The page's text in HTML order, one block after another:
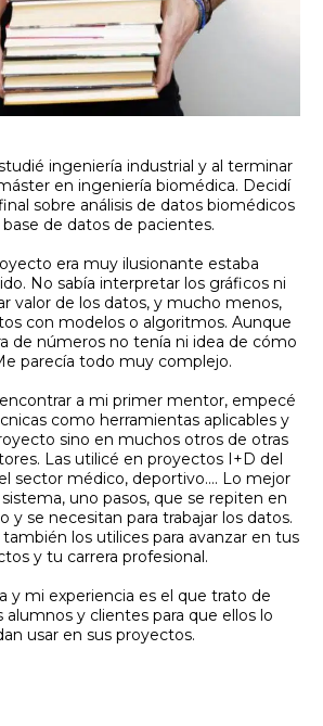
ingeniería industrial y al terminar
en ingeniería biomédica. Decidí
sobre análisis de datos biomédicos
de datos de pacientes.
era muy ilusionante estaba
No sabía interpretar los gráficos ni
valor de los datos, y mucho menos,
con modelos o algoritmos. Aunque
de números no tenía ni idea de cómo
parecía todo muy complejo.
a mi primer mentor, empecé
como herramientas aplicables y
sino en muchos otros de otras
Las utilicé en proyectos I+D del
sector médico, deportivo…. Lo mejor
uno pasos, que se repiten en
y se necesitan para trabajar los datos.
los utilices para avanzar en tus
y tu carrera profesional.
y mi experiencia es el que trato de
alumnos y clientes para que ellos lo
usar en sus proyectos.